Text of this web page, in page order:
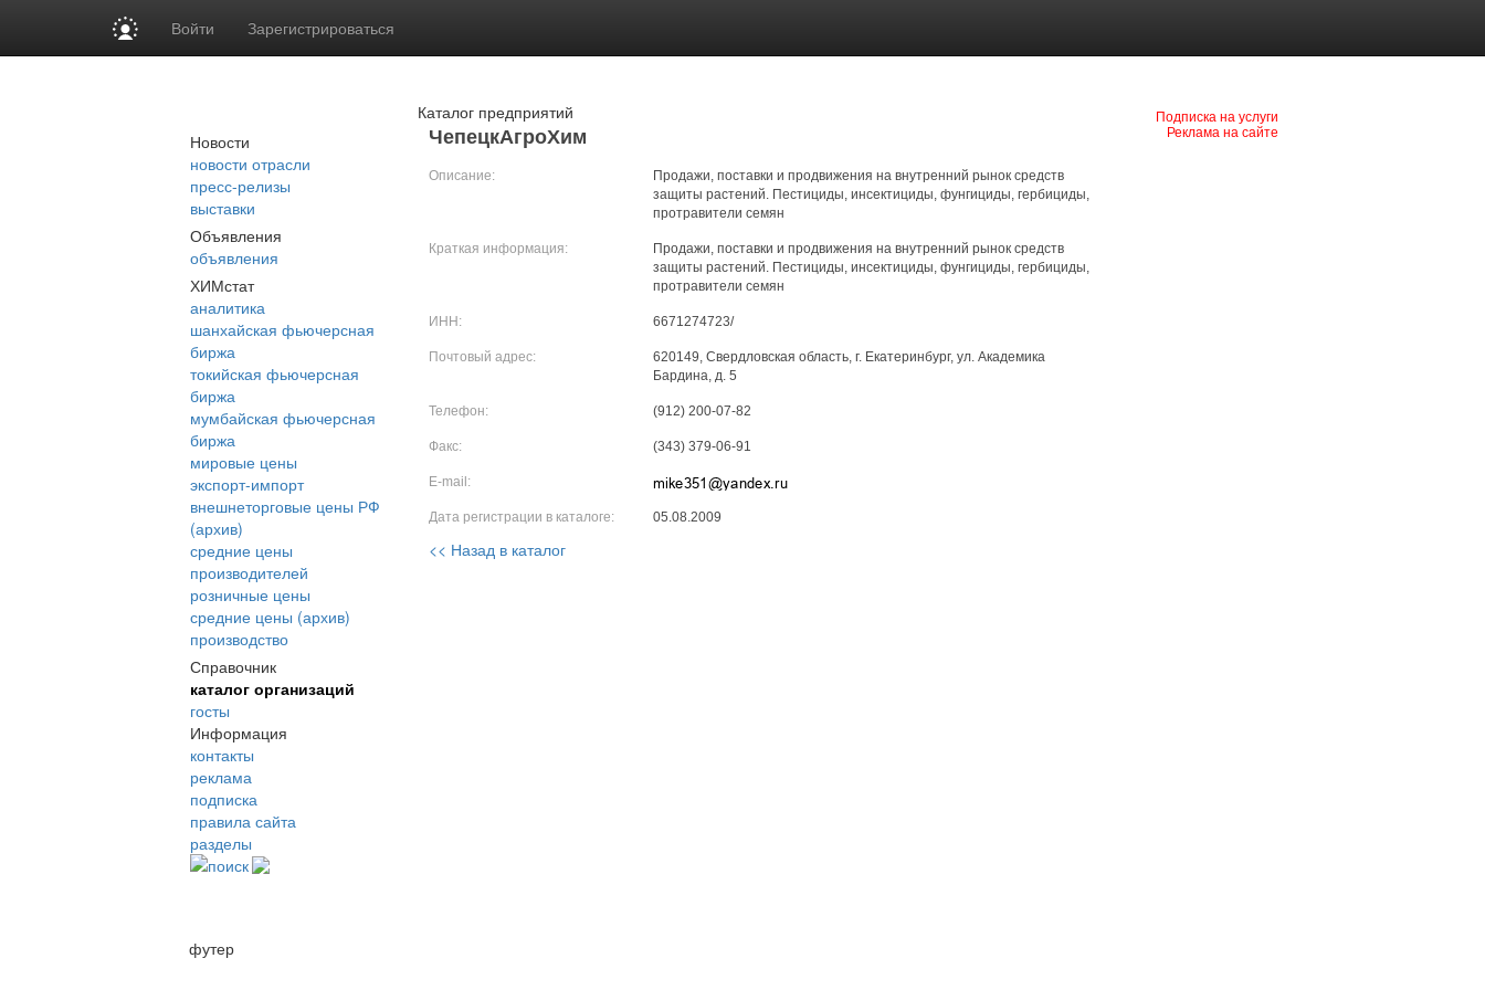
Войти Зарегистрироваться
Новости
новости отрасли
пресс-релизы
выставки
Объявления
объявления
ХИМстат
аналитика
шанхайская фьючерсная
биржа
токийская фьючерсная
биржа
мумбайская фьючерсная
биржа
мировые цены
экспорт-импорт
внешнеторговые цены РФ
(архив)
средние цены
производителей
розничные цены
средние цены (архив)
производство
Справочник
каталог организаций
госты
Информация
контакты
реклама
подписка
правила сайта
разделы
поиск
Подписка на услуги
Реклама на сайте
Каталог предприятий
ЧепецкАгроХим
Описание:
Продажи, поставки и продвижения на внутренний рынок средств
защиты растений. Пестициды, инсектициды, фунгициды, гербициды,
протравители семян
Краткая информация:
Продажи, поставки и продвижения на внутренний рынок средств
защиты растений. Пестициды, инсектициды, фунгициды, гербициды,
протравители семян
ИНН: 6671274723/
Почтовый адрес:
620149, Свердловская область, г. Екатеринбург, ул. Академика
Бардина, д. 5
Телефон: (912) 200-07-82
Факс: (343) 379-06-91
E-mail:
Дата регистрации в каталоге: 05.08.2009
<< Назад в каталог
футер